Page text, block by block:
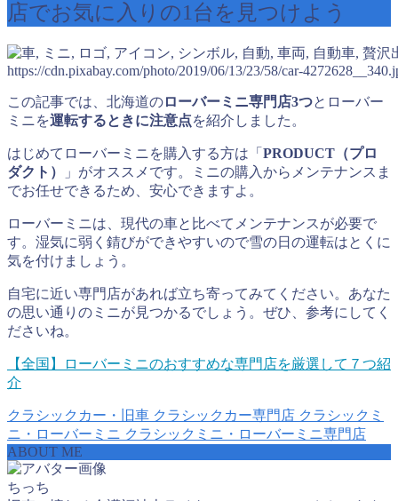
店でお気に入りの1台を見つけよう
https://cdn.pixabay.com/photo/2019/06/13/23/58/car-
この記事では、北海道のローバーミニ専門店3つとローバー
ミニを運転するときに注意点を紹介しました。
はじめてローバーミニを購入する方は「 PRODUCT（プロ
ダクト）
」がオススメです。ミニの購入からメンテナンスま
でお任せできるため、安心できますよ。
ローバーミニは、現代の車と比べてメンテナンスが必要で
す。湿気に弱く錆びができやすいので雪の日の運転はとくに
気を付けましょう。
自宅に近い専門店があれば立ち寄ってみてください。あなた
の思い通りのミニが見つかるでしょう。ぜひ、参考にしてく
ださいね。
【全国】ローバーミニのおすすめな専門店を厳選して７つ紹
介
クラシックカー・旧車 クラシックカー専門店 クラシックミ
ニ・ローバーミニ クラシックミニ・ローバーミニ専門店
ABOUT ME
ちっち